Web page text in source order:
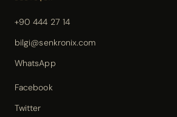
+90 444 27 14
bilgi@senkronix.com
WhatsApp
Facebook
Twitter